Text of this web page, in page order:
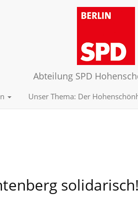
Abteilung SPD
Unser Thema: Der
solidarisch!